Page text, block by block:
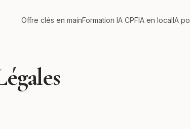
Offre clés en mainFormation IA CPFIA en localIA